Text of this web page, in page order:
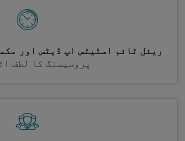
ریئل ٹائم اسٹیٹس اپ ڈیٹس اور
پروسیسنگ کا لطف